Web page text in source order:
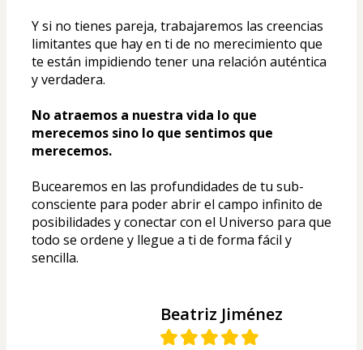
Y si no tienes pareja, trabajaremos las creencias
limitantes que hay en ti de no merecimiento que
te están impidiendo tener una relación auténtica
y verdadera.
No atraemos a nuestra vida lo que
merecemos sino lo que sentimos que
merecemos.
Bucearemos en las profundidades de tu sub-
consciente para poder abrir el campo infinito de
posibilidades y conectar con el Universo para que
todo se ordene y llegue a ti de forma fácil y
sencilla.
Beatriz Jiménez